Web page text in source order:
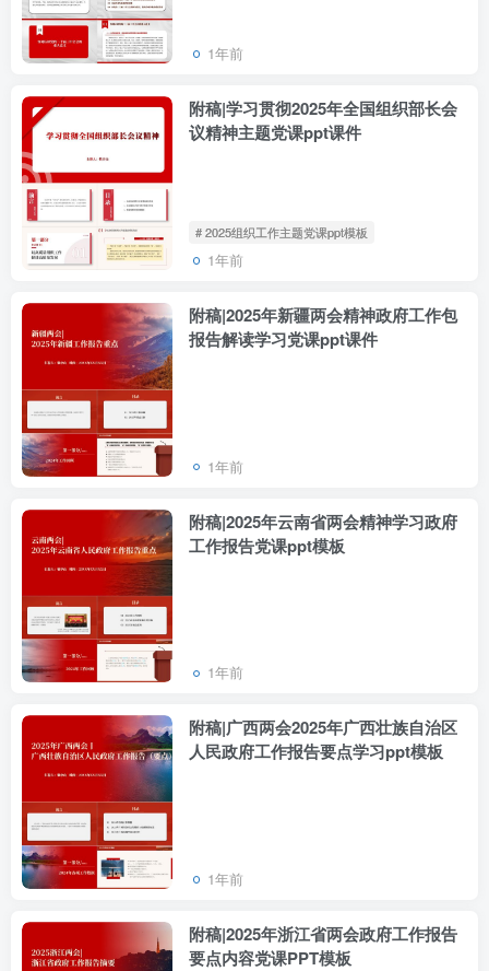
1年前
附稿|学习贯彻2025年全国组织部长会
议精神主题党课ppt课件
# 2025组织工作主题党课ppt模板
1年前
附稿|2025年新疆两会精神政府工作包
报告解读学习党课ppt课件
1年前
附稿|2025年云南省两会精神学习政府
工作报告党课ppt模板
1年前
附稿|广西两会2025年广西壮族自治区
人民政府工作报告要点学习ppt模板
1年前
附稿|2025年浙江省两会政府工作报告
要点内容党课PPT模板